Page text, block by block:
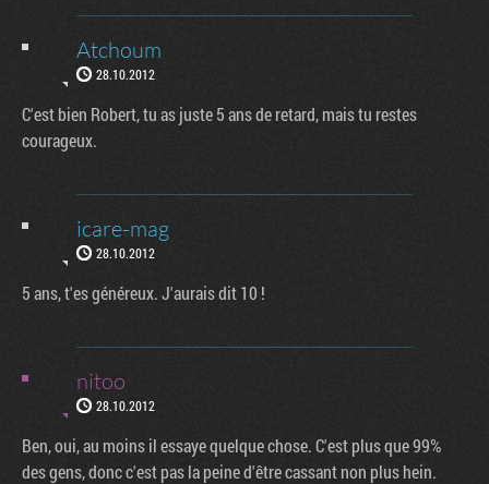
Atchoum
28.10.2012
C'est bien Robert, tu as juste 5 ans de retard, mais tu restes
courageux.
icare-mag
28.10.2012
5 ans, t'es généreux. J'aurais dit 10 !
nitoo
28.10.2012
Ben, oui, au moins il essaye quelque chose. C'est plus que 99%
des gens, donc c'est pas la peine d'être cassant non plus hein.